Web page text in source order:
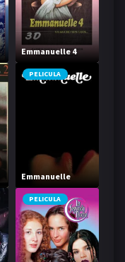
Emmanuelle 4
PELICULA
Emmanuelle
PELICULA